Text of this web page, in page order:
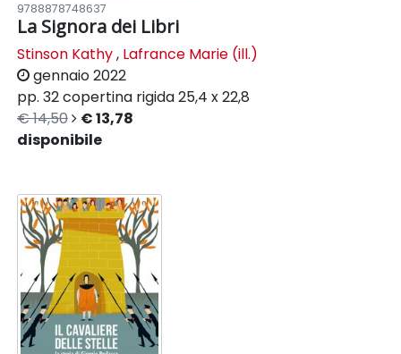
9788878748637
La Signora dei Libri
Stinson Kathy, Lafrance Marie (ill.)
gennaio 2022
pp. 32copertina rigida25,4 x 22,8
€ 14,50
€ 13,78
disponibile